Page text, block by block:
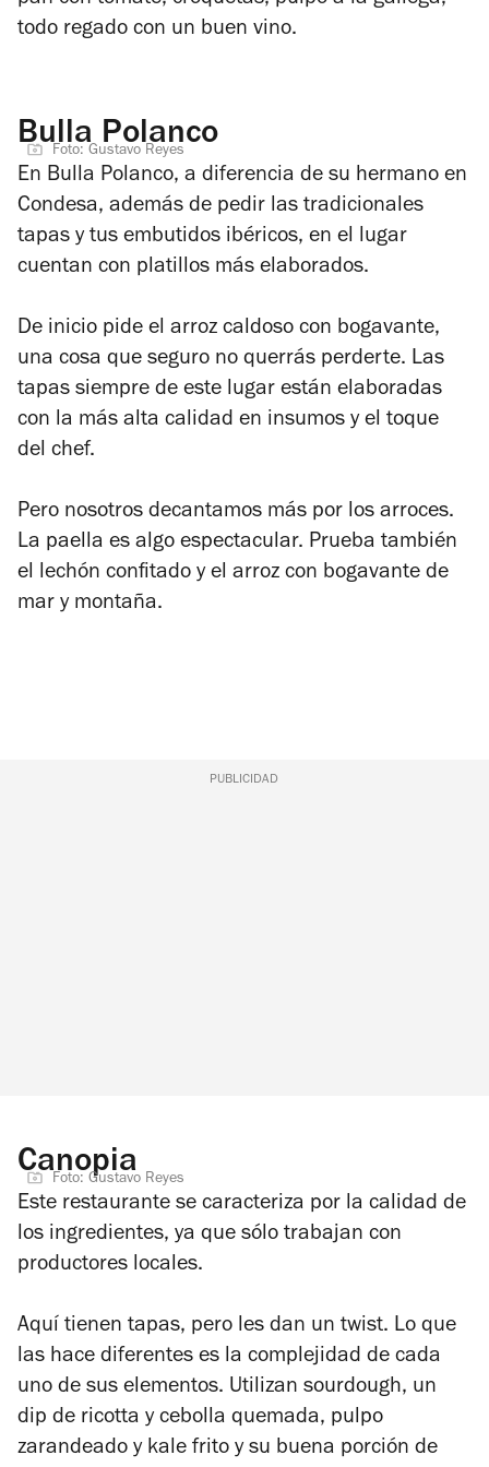
todo regado con un buen vino.
Bulla Polanco
Foto: Gustavo Reyes
En Bulla Polanco, a diferencia de su hermano en
Condesa, además de pedir las tradicionales
tapas y tus embutidos ibéricos, en el lugar
cuentan con platillos más elaborados.
De inicio pide el arroz caldoso con bogavante,
una cosa que seguro no querrás perderte. Las
tapas siempre de este lugar están elaboradas
con la más alta calidad en insumos y el toque
del chef.
Pero nosotros decantamos más por los arroces.
La paella es algo espectacular. Prueba también
el lechón confitado y el arroz con bogavante de
mar y montaña.
PUBLICIDAD
Canopia
Foto: Gustavo Reyes
Este restaurante se caracteriza por la calidad de
los ingredientes, ya que sólo trabajan con
productores locales.
Aquí tienen tapas, pero les dan un twist. Lo que
las hace diferentes es la complejidad de cada
uno de sus elementos. Utilizan sourdough, un
dip de ricotta y cebolla quemada, pulpo
zarandeado y kale frito y su buena porción de